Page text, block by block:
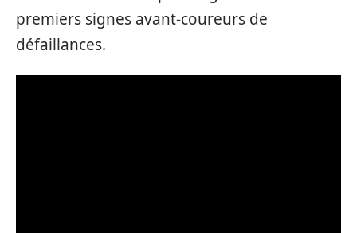
premiers signes avant-coureurs de
défaillances.